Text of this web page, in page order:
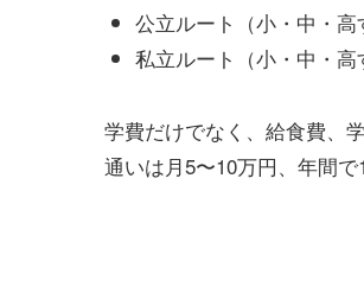
公立ルート（小・中・
私立ルート（小・中・
学費だけでなく、給食費、
通いは月5〜10万円、年間